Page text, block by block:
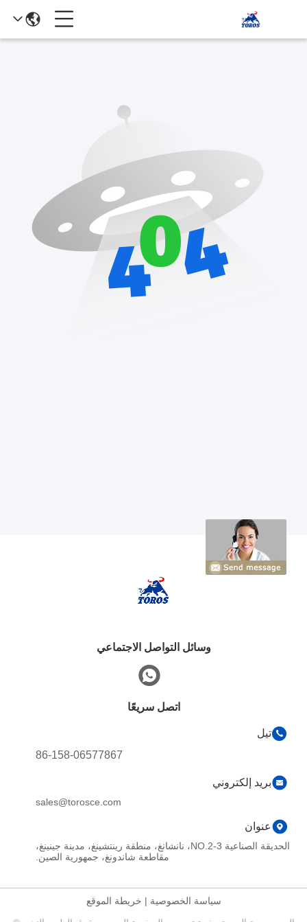
وسائل التواصل الاجتماعي
اتصل سريعًا
تيل
86-158-06577867
بريد إلكتروني
sales@torosce.com
عنوان
الحديقة الصناعية NO.2-3، نانشانغ، منطقة رينتشينغ، مدينة جينينغ،
مقاطعة شاندونغ، جمهورية الصين.
سياسة الخصوصية | خريطة الموقع